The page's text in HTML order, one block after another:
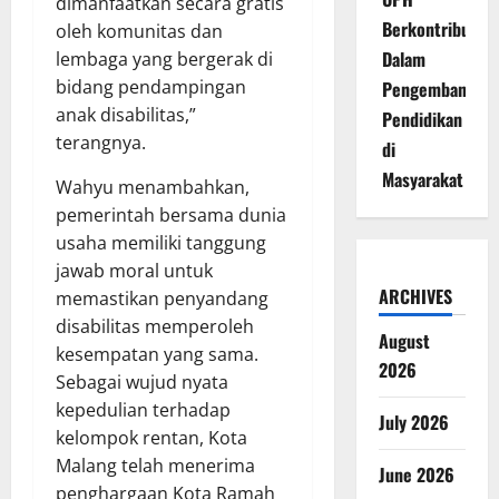
oleh komunitas dan
lembaga yang bergerak di
bidang pendampingan
anak disabilitas,”
terangnya.
Wahyu menambahkan,
pemerintah bersama dunia
usaha memiliki tanggung
jawab moral untuk
memastikan penyandang
disabilitas memperoleh
kesempatan yang sama.
Sebagai wujud nyata
kepedulian terhadap
kelompok rentan, Kota
Malang telah menerima
penghargaan Kota Ramah
Berkontribusi
Dalam
Pengembangan
Pendidikan
di
Masyarakat
ARCHIVES
August
2026
July 2026
June 2026